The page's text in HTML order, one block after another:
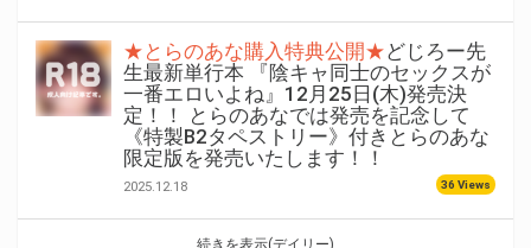
★とらのあな購入特典公開★どじろー先
生最新単行本 『陰キャ同士のセックスが
一番エロいよね』12月25日(木)発売決
定！！ とらのあなでは発売を記念して
《特製B2タペストリー》付きとらのあな
限定版を発売いたします！！
2025.12.18 36 Views